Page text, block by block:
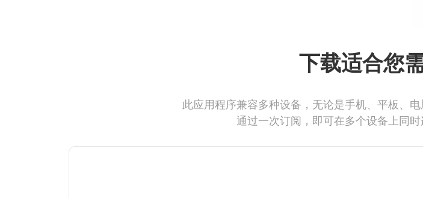
下载适合您
此应用程序兼容多种设备，无论是手机、平板、
通过一次订阅，即可在多个设备上同时